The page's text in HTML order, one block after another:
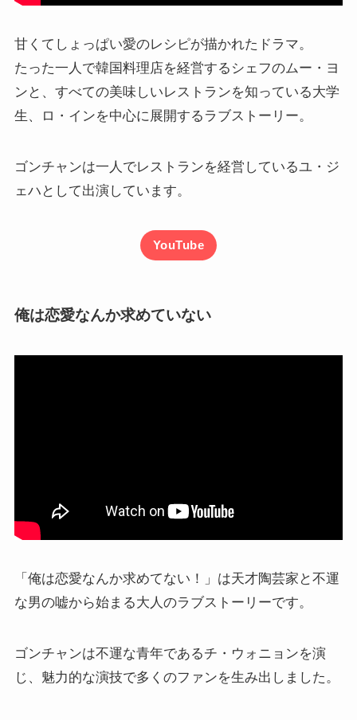
甘くてしょっぱい愛のレシピが描かれたドラマ。
たった一人で韓国料理店を経営するシェフのムー・ヨ
ンと、すべての美味しいレストランを知っている大学
生、ロ・インを中心に展開するラブストーリー。
ゴンチャンは一人でレストランを経営しているユ・ジ
ェハとして出演しています。
YouTube
俺は恋愛なんか求めていない
「俺は恋愛なんか求めてない！」は天才陶芸家と不運
な男の嘘から始まる大人のラブストーリーです。
ゴンチャンは不運な青年であるチ・ウォニョンを演
じ、魅力的な演技で多くのファンを生み出しました。